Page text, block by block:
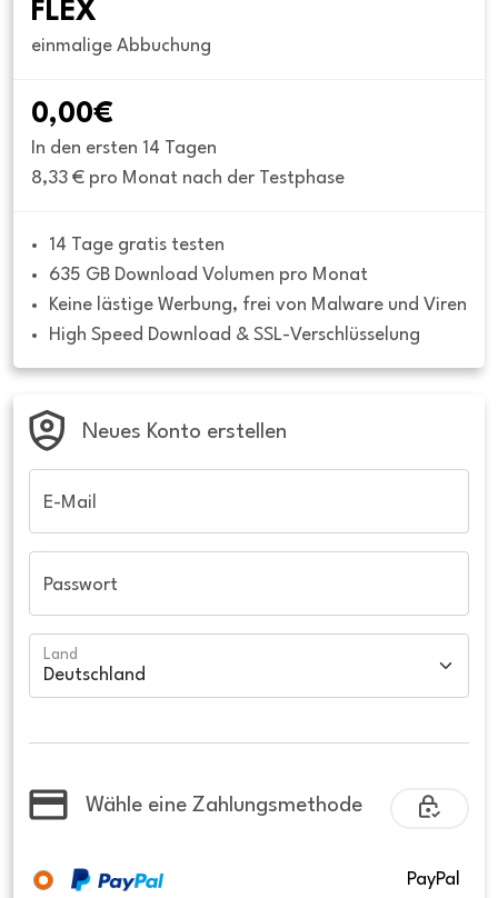
FLEX
einmalige Abbuchung
0,00€
In den ersten 14 Tagen
8,33 € pro Monat nach der Testphase
14 Tage gratis testen
635 GB Download Volumen pro Monat
Keine lästige Werbung, frei von Malware und Viren
High Speed Download & SSL-Verschlüsselung
Neues Konto erstellen
E-Mail
Passwort
Land
Wähle eine Zahlungsmethode
PayPal